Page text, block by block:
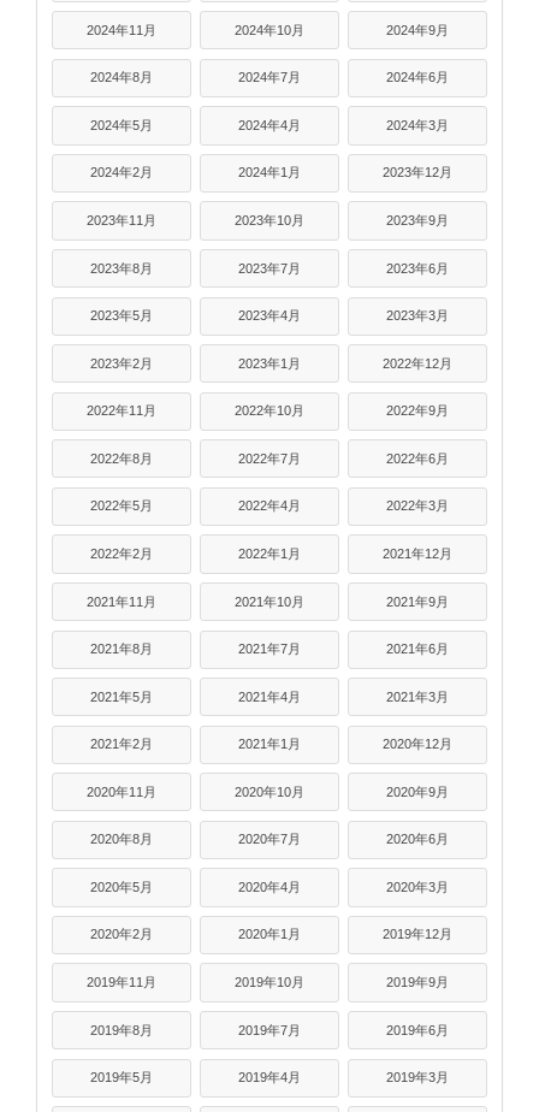
2024年11月 2024年10月 2024年9月
2024年8月 2024年7月 2024年6月
2024年5月 2024年4月 2024年3月
2024年2月 2024年1月 2023年12月
2023年11月 2023年10月 2023年9月
2023年8月 2023年7月 2023年6月
2023年5月 2023年4月 2023年3月
2023年2月 2023年1月 2022年12月
2022年11月 2022年10月 2022年9月
2022年8月 2022年7月 2022年6月
2022年5月 2022年4月 2022年3月
2022年2月 2022年1月 2021年12月
2021年11月 2021年10月 2021年9月
2021年8月 2021年7月 2021年6月
2021年5月 2021年4月 2021年3月
2021年2月 2021年1月 2020年12月
2020年11月 2020年10月 2020年9月
2020年8月 2020年7月 2020年6月
2020年5月 2020年4月 2020年3月
2020年2月 2020年1月 2019年12月
2019年11月 2019年10月 2019年9月
2019年8月 2019年7月 2019年6月
2019年5月 2019年4月 2019年3月